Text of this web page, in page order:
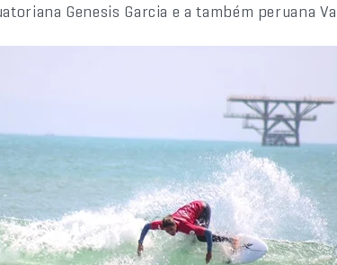
Genesis Garcia e a também peruana